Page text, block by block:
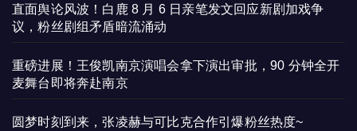
直面舆论风波！白鹿 8 月 6 日亲笔发文回应新剧加戏争
议，粉丝剧组矛盾暗流涌动
重磅进展！王俊凯南京演唱会拿下演出审批，90 分钟全开
麦舞台即将奔赴南京
圆梦时刻到来，张凌赫与可比克合作引爆粉丝热度~